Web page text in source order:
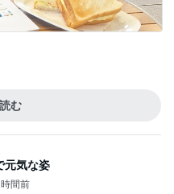
む
元気な姿
間前